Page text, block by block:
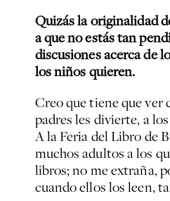
Quizás la originalidad
a que no estás tan
discusiones acerca de
los niños quieren.
Creo que tiene que ver
padres les divierte, a
A la Feria del Libro de
muchos adultos a los
libros; no me extraña,
cuando ellos los leen,